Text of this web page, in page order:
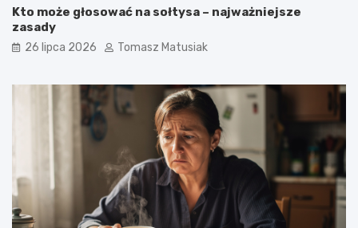
Kto może głosować na sołtysa – najważniejsze
zasady
26 lipca 2026 Tomasz Matusiak